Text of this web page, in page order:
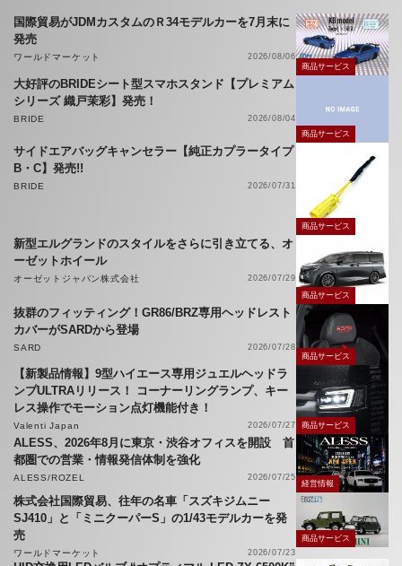
国際貿易がJDMカスタムのＲ34モデルカーを7月末に
発売
ワールドマーケット
2026/08/06
商品サービス
大好評のBRIDEシート型スマホスタンド【プレミアム
シリーズ 織戸茉彩】発売！
BRIDE
2026/08/04
商品サービス
サイドエアバッグキャンセラー【純正カプラータイプ
B・C】発売!!
BRIDE 2026/07/31
商品サービス
新型エルグランドのスタイルをさらに引き立てる、オ
ーゼットホイール
オーゼットジャパン株式会社
2026/07/29
商品サービス
抜群のフィッティング！GR86/BRZ専用ヘッドレスト
カバーがSARDから登場
SARD
2026/07/28
商品サービス
【新製品情報】9型ハイエース専用ジュエルヘッドラ
ンプULTRAリリース！ コーナーリングランプ、キー
レス操作でモーション点灯機能付き！
Valenti Japan 2026/07/27 商品サービス
ALESS、2026年8月に東京・渋谷オフィスを開設 首
都圏での営業・情報発信体制を強化
ALESS/ROZEL 2026/07/25
経営情報
株式会社国際貿易、往年の名車「スズキジムニー
SJ410」と「ミニクーパーS」の1/43モデルカーを発
売
ワールドマーケット 2026/07/23
商品サービス